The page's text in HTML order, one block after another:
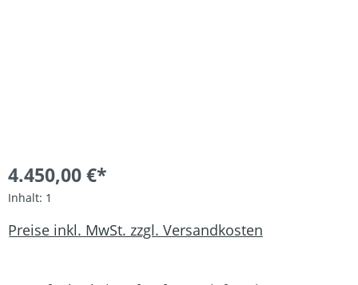
4.450,00 €*
Inhalt: 1
Preise inkl. MwSt. zzgl. Versandkosten